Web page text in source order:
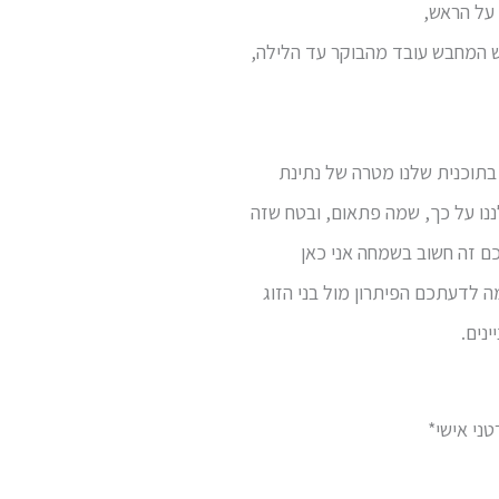
על הראש,
המחבש עובד מהבוקר עד הלילה,
שלנו מטרה של נתינת
על כך, שמה פתאום, ובטח שזה
זה חשוב בשמחה אני כאן
לדעתכם הפיתרון מול בני הזוג
אישי*